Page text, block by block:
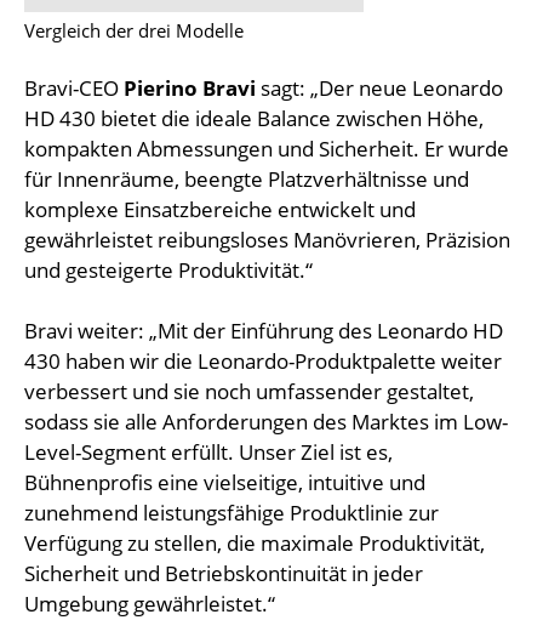
Vergleich der drei Modelle
Bravi-CEO Pierino Bravi sagt: „Der neue Leonardo
HD 430 bietet die ideale Balance zwischen Höhe,
kompakten Abmessungen und Sicherheit. Er wurde
für Innenräume, beengte Platzverhältnisse und
komplexe Einsatzbereiche entwickelt und
gewährleistet reibungsloses Manövrieren, Präzision
und gesteigerte Produktivität.“
Bravi weiter: „Mit der Einführung des Leonardo HD
430 haben wir die Leonardo-Produktpalette weiter
verbessert und sie noch umfassender gestaltet,
sodass sie alle Anforderungen des Marktes im Low-
Level-Segment erfüllt. Unser Ziel ist es,
Bühnenprofis eine vielseitige, intuitive und
zunehmend leistungsfähige Produktlinie zur
Verfügung zu stellen, die maximale Produktivität,
Sicherheit und Betriebskontinuität in jeder
Umgebung gewährleistet.“